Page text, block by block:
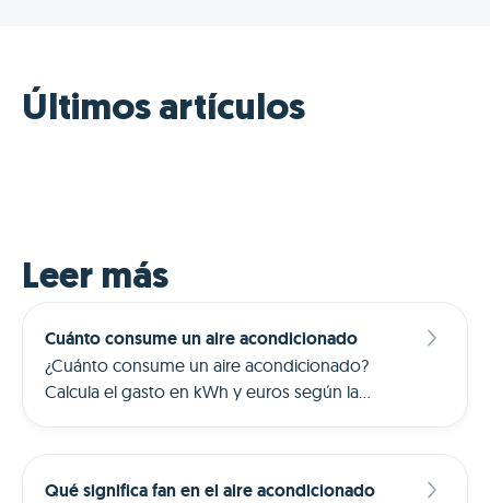
Últimos artículos
Leer más
Cuánto consume un aire acondicionado
¿Cuánto consume un aire acondicionado?
Calcula el gasto en kWh y euros según la
Qué significa fan en el aire acondicionado